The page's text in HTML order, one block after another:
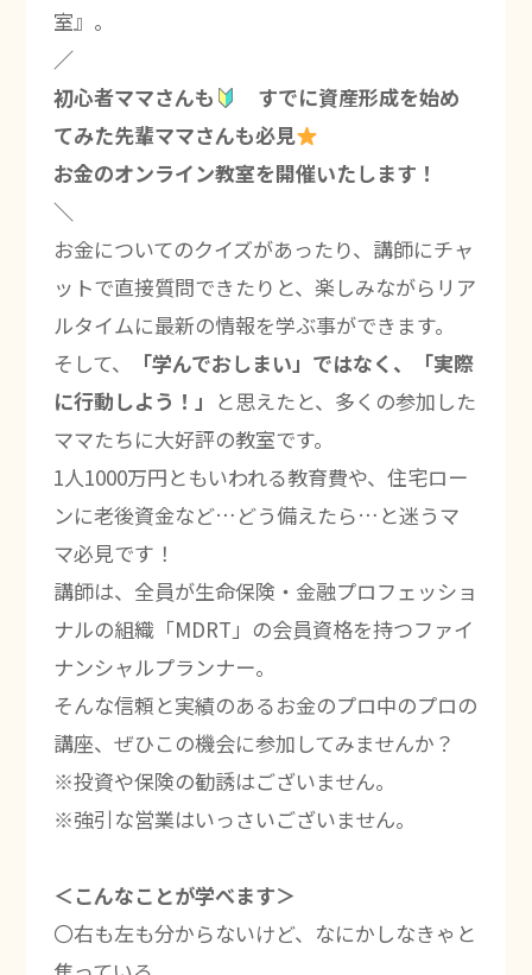
室』。
／
初心者ママさんも
すでに資産形成を始め
てみた先輩ママさんも必見
お金のオンライン教室を開催いたします！
＼
お金についてのクイズがあったり、講師にチャ
ットで直接質問できたりと、楽しみながらリア
ルタイムに最新の情報を学ぶ事ができます。
そして、
「学んでおしまい」ではなく、「実際
に行動しよう！」 と思えたと、多くの参加した
ママたちに大好評の教室です。
1人1000万円ともいわれる教育費や、住宅ロー
ンに老後資金など…どう備えたら…と迷うマ
マ必見です！
講師は、全員が生命保険・金融プロフェッショ
ナルの組織「MDRT」の会員資格を持つファイ
ナンシャルプランナー。
そんな信頼と実績のあるお金のプロ中のプロの
講座、ぜひこの機会に参加してみませんか？
※投資や保険の勧誘はございません。
※強引な営業はいっさいございません。
＜こんなことが学べます＞
〇右も左も分からないけど、なにかしなきゃと